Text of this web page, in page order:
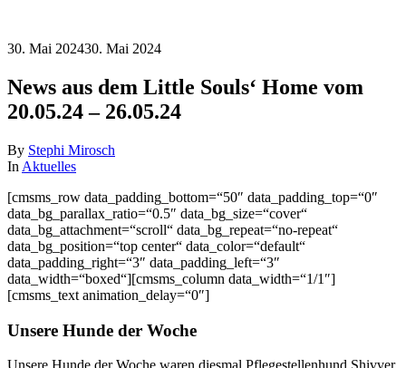
30. Mai 202430. Mai 2024
News aus dem Little Souls‘ Home vom
20.05.24 – 26.05.24
By Stephi Mirosch
In Aktuelles
[cmsms_row data_padding_bottom=“50″ data_padding_top=“0″
data_bg_parallax_ratio=“0.5″ data_bg_size=“cover“
data_bg_attachment=“scroll“ data_bg_repeat=“no-repeat“
data_bg_position=“top center“ data_color=“default“
data_padding_right=“3″ data_padding_left=“3″
data_width=“boxed“][cmsms_column data_width=“1/1″]
[cmsms_text animation_delay=“0″]
Unsere Hunde der Woche